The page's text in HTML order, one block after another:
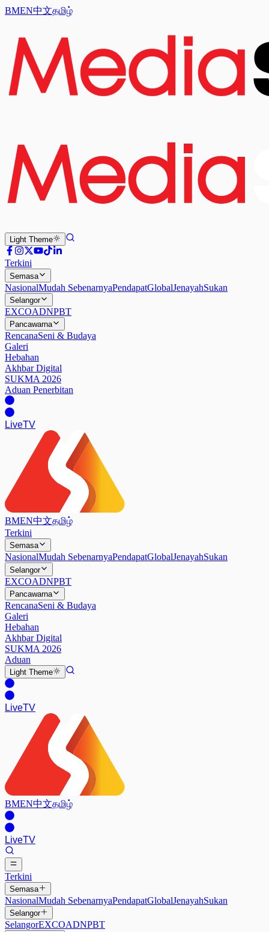
BMEN中文தமிழ்
Light Theme
Terkini
Semasa
NasionalMudah SebenarnyaPendapatGlobalJenayahSukan
Selangor
EXCOADNPBT
Pancawarna
RencanaSeni & Budaya
Galeri
Hebahan
Akhbar Digital
SUKMA 2026
Aduan Penerbitan
LiveTV
BMEN中文தமிழ்
Terkini
Semasa
NasionalMudah SebenarnyaPendapatGlobalJenayahSukan
Selangor
EXCOADNPBT
Pancawarna
RencanaSeni & Budaya
Galeri
Hebahan
Akhbar Digital
SUKMA 2026
Aduan
Light Theme
LiveTV
BMEN中文தமிழ்
LiveTV
Terkini
Semasa
NasionalMudah SebenarnyaPendapatGlobalJenayahSukan
Selangor
SelangorEXCOADNPBT